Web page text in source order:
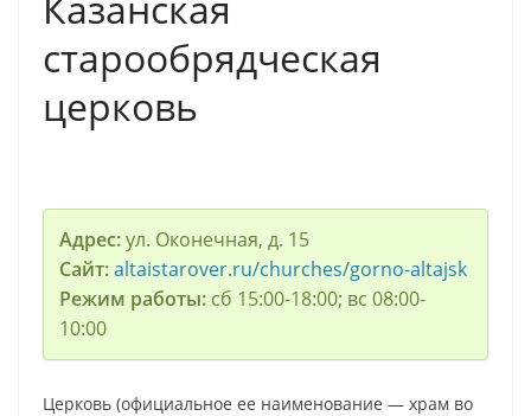
старообрядческая
церковь
Адрес:ул. Оконечная, д. 15
Сайт:altaistarover.ru/churches/gorno-altajsk
Режим работы:сб 15:00-18:00; вс 08:00-
10:00
Церковь (официальное ее наименование — храм во